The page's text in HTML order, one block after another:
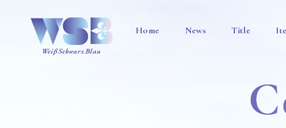
Home News Title